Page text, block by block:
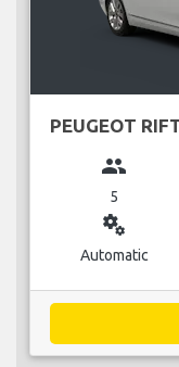
PEUGEOT
group
5
miscellaneous_services
Automatic